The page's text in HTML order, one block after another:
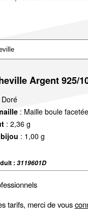
Argent 925/
: Maille boule facetée
: 2,36 g
: 1,00 g
: 3119601D
tarifs, merci de vous